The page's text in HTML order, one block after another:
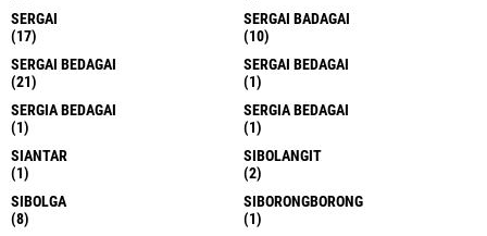
SERGAI
(17)
SERGAI BADAGAI
(10)
SERGAI BEDAGAI
(21)
SERGAI BEDAGAI
(1)
SERGIA BEDAGAI
(1)
SERGIA BEDAGAI
(1)
SIANTAR
(1)
SIBOLANGIT
(2)
SIBOLGA
(8)
SIBORONGBORONG
(1)